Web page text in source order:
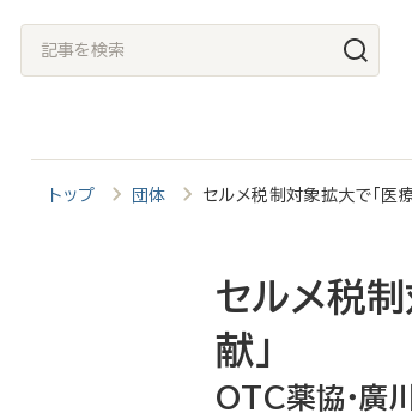
記
事
検
トップ 団体 セルメ税制対象拡大で「
セルメ税
献」
OTC薬協・廣